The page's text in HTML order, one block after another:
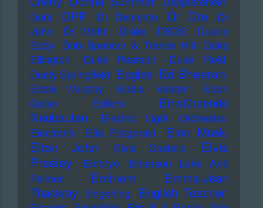
Dota
DPP Dr Demento Dr Dre
Dr
John
Dr Motte Drake DSDS
Duane
Eddy
Dub Spencer & Trance Hill
Duke
Ellington
Duke Pearson
Duke Reid
Dusty Springfield Eagles Ed Sheeran
Eddie Murphy Eddie Vedder
Eden
Golan
Editors
Einstürzende
Neubauten
Electric Light Orchestra
Electronic
Ella Fitzgerald Elon Musk
Elton John Elvis Costello
Elvis
Presley
Embryo
Emerson Lake And
Palmer
Eminem
Emma-Jean
Thackray
Engerling English Teacher